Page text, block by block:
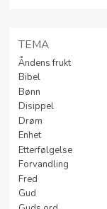
TEMA
Åndens frukt
Bibel
Bønn
Disippel
Drøm
Enhet
Etterfølgelse
Forvandling
Fred
Gud